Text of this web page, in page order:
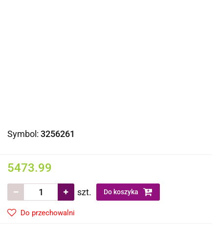
Symbol: 3256261
5473.99
szt. Do koszyka
Do przechowalni